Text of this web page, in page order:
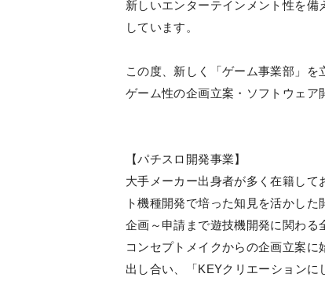
新しいエンターテインメント性を
しています。
この度、新しく「ゲーム事業部」を
ゲーム性の企画立案・ソフトウェア
【パチスロ開発事業】
大手メーカー出身者が多く在籍し
ト機種開発で培った知見を活かした
企画～申請まで遊技機開発に関わる
コンセプトメイクからの企画立案
出し合い、「KEYクリエーション